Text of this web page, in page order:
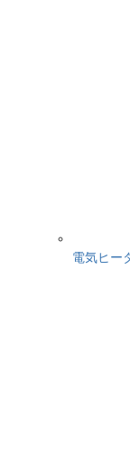
電気ヒー